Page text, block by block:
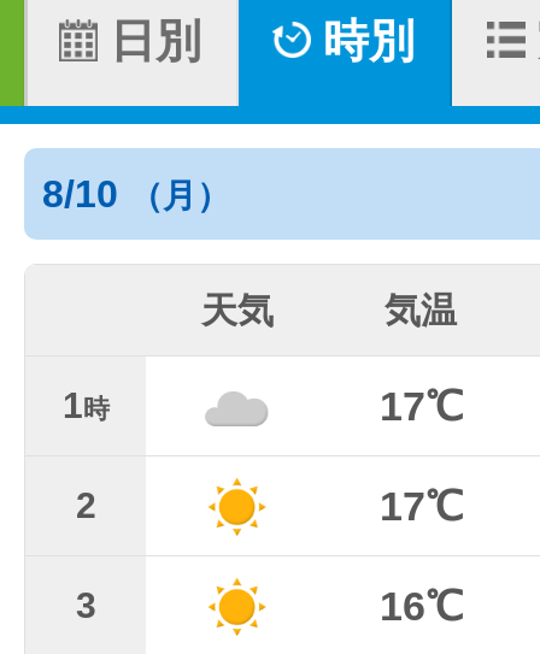
日別 時別
8/10 （月）
天気 気温
1時 17℃
2 17℃
3 16℃